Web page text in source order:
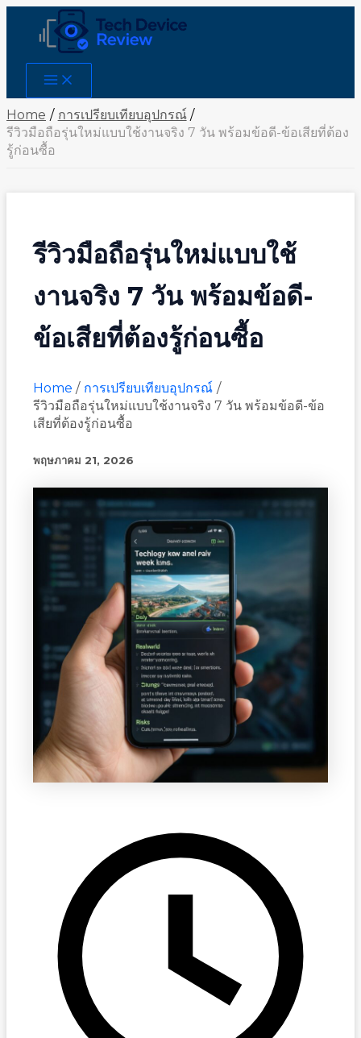
Main
Menu
Home
การเปรียบเทียบอุปกรณ์
รีวิวมือถือรุ่นใหม่แบบใช้งานจริง 7 วัน พร้อมข้อดี-ข้อเสียที่ต้อง
รู้ก่อนซื้อ
รีวิวมือถือรุ่นใหม่แบบใช้
งานจริง 7 วัน พร้อมข้อดี-
ข้อเสียที่ต้องรู้ก่อนซื้อ
Home
การเปรียบเทียบอุปกรณ์
รีวิวมือถือรุ่นใหม่แบบใช้งานจริง 7 วัน พร้อมข้อดี-ข้อ
เสียที่ต้องรู้ก่อนซื้อ
พฤษภาคม 21, 2026